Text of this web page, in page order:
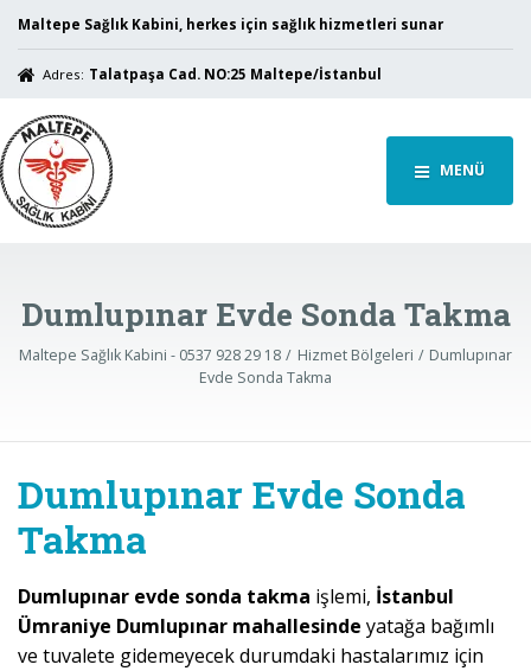
Maltepe Sağlık Kabini, herkes için sağlık hizmetleri sunar
Adres: Talatpaşa Cad. NO:25 Maltepe/İstanbul
MENÜ
Dumlupınar Evde Sonda Takma
Maltepe Sağlık Kabini - 0537 928 29 18 Hizmet Bölgeleri
Dumlupınar
Evde Sonda Takma
Dumlupınar Evde Sonda
Takma
Dumlupınar evde sonda takma işlemi, İstanbul
Ümraniye Dumlupınar mahallesinde yatağa bağımlı
ve tuvalete gidemeyecek durumdaki hastalarımız için